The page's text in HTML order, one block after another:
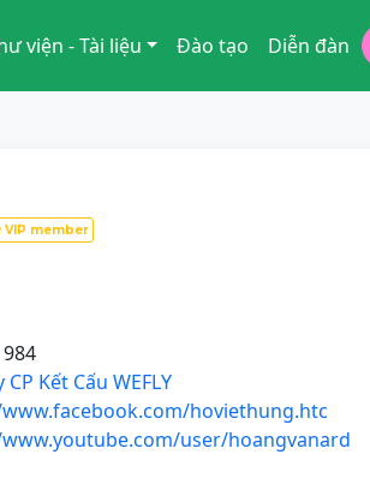
viện - Tài liệu Đào tạo Diễn đàn
VIP member
Kết Cấu WEFLY
hoviethung.htc
user/hoangvanard